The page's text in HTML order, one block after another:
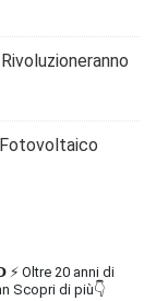
⚡ Oltre 20 anni di
Scopri di più👇